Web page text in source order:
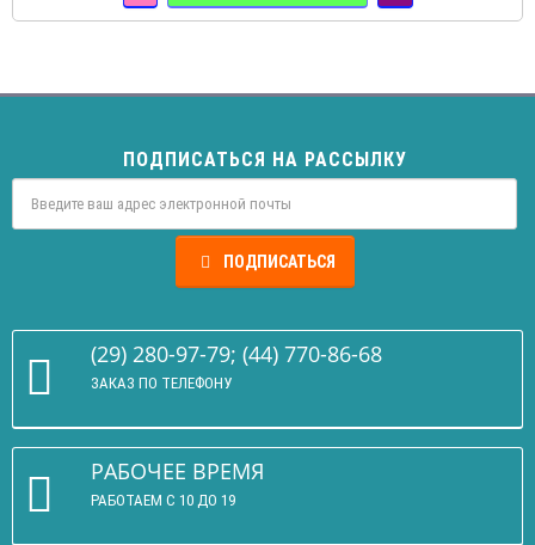
ПОДПИСАТЬСЯ НА РАССЫЛКУ
ПОДПИСАТЬСЯ
(29) 280-97-79; (44) 770-86-68
ЗАКАЗ ПО ТЕЛЕФОНУ
РАБОЧЕЕ ВРЕМЯ
РАБОТАЕМ С 10 ДО 19